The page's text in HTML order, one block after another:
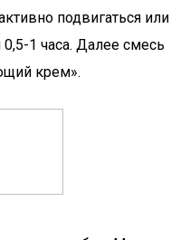
подвигаться или
1 часа. Далее смесь
крем».